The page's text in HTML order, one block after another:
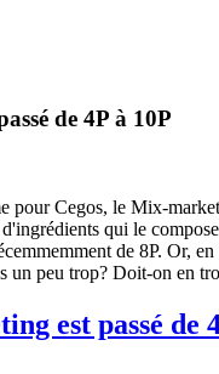
de 4P à 10P
pour Cegos, le Mix-
qui le
de 8P. Or,
peu trop? Doit-on en